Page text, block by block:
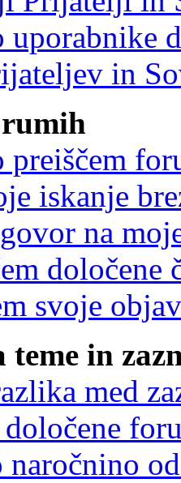
in
iskanje
na
določene
svoje
teme in
med